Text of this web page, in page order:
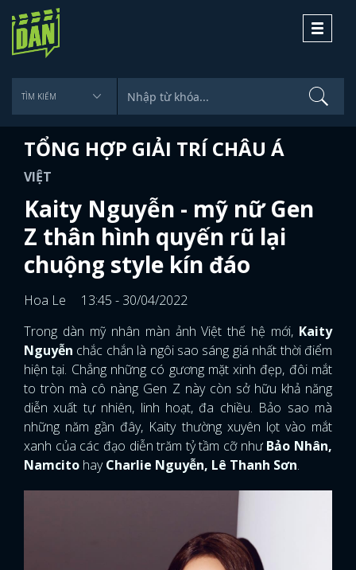
Toggle
TỔNG HỢP GIẢI TRÍ CHÂU Á
VIỆT
Kaity Nguyễn - mỹ nữ Gen
Z thân hình quyến rũ lại
chuộng style kín đáo
Hoa Le
13:45 - 30/04/2022
Trong dàn mỹ nhân màn ảnh Việt thế hệ mới, Kaity
Nguyễn chắc chắn là ngôi sao sáng giá nhất thời điểm
hiện tại. Chẳng những có gương mặt xinh đẹp, đôi mắt
to tròn mà cô nàng Gen Z này còn sở hữu khả năng
diễn xuất tự nhiên, linh hoạt, đa chiều. Bảo sao mà
những năm gần đây, Kaity thường xuyên lọt vào mắt
xanh của các đạo diễn trăm tỷ tầm cỡ như Bảo Nhân,
Namcito hayCharlie Nguyễn, Lê Thanh Sơn.